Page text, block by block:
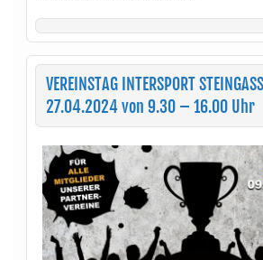
VEREINSTAG INTERSPORT
27.04.2024 von 9.30 – 16.00 Uhr